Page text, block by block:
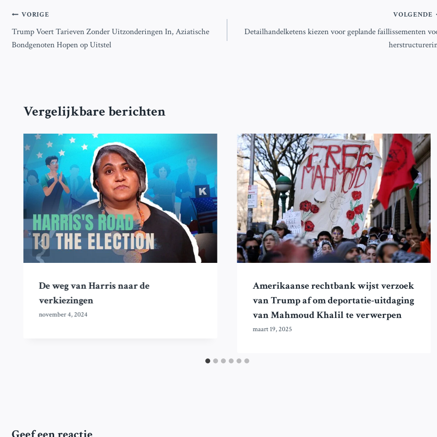
Bericht
navigatie
VORIGE
Trump Voert Tarieven Zonder Uitzonderingen In, Aziatische
Bondgenoten Hopen op Uitstel
VOLGENDE
Detailhandelketens kiezen voor geplande faillissementen
Vergelijkbare berichten
De weg van Harris naar de
verkiezingen
november 4, 2024
Amerikaanse rechtbank wijst verzoek
van Trump af om deportatie-uitdaging
van Mahmoud Khalil te verwerpen
maart 19, 2025